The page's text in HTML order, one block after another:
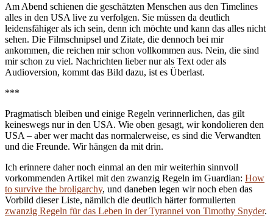
Am Abend schienen die geschätzten Menschen aus den Timelines
alles in den USA live zu verfolgen. Sie müssen da deutlich
leidensfähiger als ich sein, denn ich möchte und kann das alles nicht
sehen. Die Filmschnipsel und Zitate, die dennoch bei mir
ankommen, die reichen mir schon vollkommen aus. Nein, die sind
mir schon zu viel. Nachrichten lieber nur als Text oder als
Audioversion, kommt das Bild dazu, ist es Überlast.
***
Pragmatisch bleiben und einige Regeln verinnerlichen, das gilt
keineswegs nur in den USA. Wie oben gesagt, wir kondolieren den
USA – aber wer macht das normalerweise, es sind die Verwandten
und die Freunde. Wir hängen da mit drin.
Ich erinnere daher noch einmal an den mir weiterhin sinnvoll
vorkommenden Artikel mit den zwanzig Regeln im Guardian: How
to survive the broligarchy, und daneben legen wir noch eben das
Vorbild dieser Liste, nämlich die deutlich härter formulierten
zwanzig Regeln für das Leben in der Tyrannei von Timothy Snyder.